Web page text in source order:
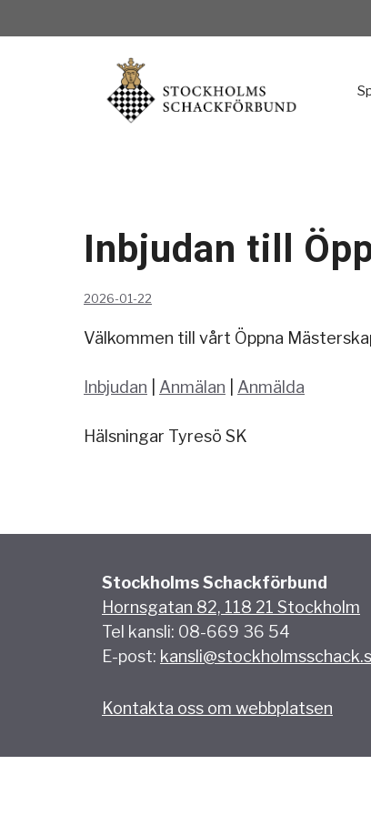
till
Inbjudan till
2026-01-22
Välkommen till vårt Öppna
Inbjudan Anmälan Anmälda
Hälsningar Tyresö SK
Stockholms Schackförbund
Hornsgatan 82, 118 21 Stockholm
Tel kansli: 08-669 36 54
E-post:
Kontakta oss om webbplatsen